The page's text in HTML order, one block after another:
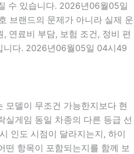
수 있습니다. 2026년06월05일
브랜드의 문제가 아니라 실제 운
연료비 부담, 보험 조건, 정비 편
니다. 2026년06월05일 04시49
모델이 무조건 가능한지보다 현
실게임 동일 차종의 다른 등급 선
인도 시점이 달라지는지, 하이
떤 항목이 포함되는지를 함께 보